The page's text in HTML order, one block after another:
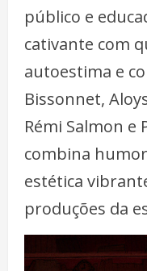
público e
cativante com
autoestima e
Bissonnet,
Rémi Salmon e
combina
estética
produções da